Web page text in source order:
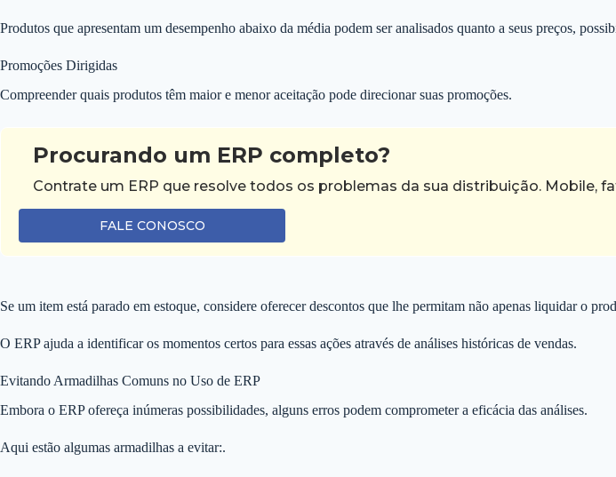
Produtos que apresentam um desempenho abaixo da média podem ser analisados quanto a seus preços,
Promoções Dirigidas
Compreender quais produtos têm maior e menor aceitação pode direcionar suas promoções.
Procurando um ERP completo?
Contrate um ERP que resolve todos os problemas da sua distribuição. Mobile,
FALE CONOSCO
Se um item está parado em estoque, considere oferecer descontos que lhe permitam não apenas liquidar o
O ERP ajuda a identificar os momentos certos para essas ações através de análises históricas de vendas.
Evitando Armadilhas Comuns no Uso de ERP
Embora o ERP ofereça inúmeras possibilidades, alguns erros podem comprometer a eficácia das análises.
Aqui estão algumas armadilhas a evitar:.